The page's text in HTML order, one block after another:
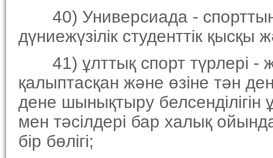
40) Универсиада - спорттың
дүниежүзiлiк студенттiк қысқы
41) ұлттық спорт түрлерi -
қалыптасқан және өзiне тән
дене шынықтыру белсендiлiгiн
мен тәсiлдерi бар халық
бiр бөлiгi;